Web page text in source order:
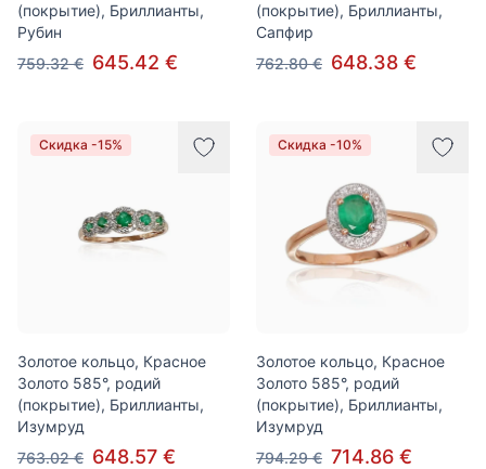
(покрытие), Бриллианты,
Рубин
759.32 € 645.42 €
(покрытие), Бриллианты,
Сапфир
762.80 € 648.38 €
Скидка -15%
Золотое кольцо, Красное
Золото 585°, родий
(покрытие), Бриллианты,
Изумруд
763.02 € 648.57 €
Скидка -10%
Золотое кольцо, Красное
Золото 585°, родий
(покрытие), Бриллианты,
Изумруд
794.29 € 714.86 €